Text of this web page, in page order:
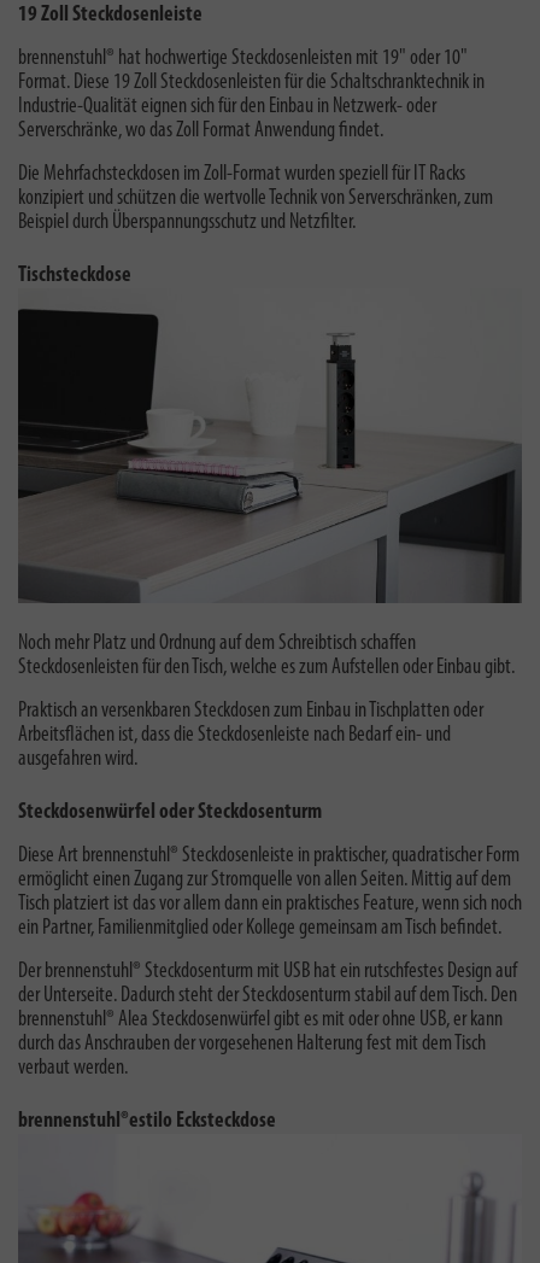
19 Zoll Steckdosenleiste
brennenstuhl® hat hochwertige Steckdosenleisten mit 19" oder 10"
Format. Diese 19 Zoll Steckdosenleisten für die Schaltschranktechnik in
Industrie-Qualität eignen sich für den Einbau in Netzwerk- oder
Serverschränke, wo das Zoll Format Anwendung findet.
Die Mehrfachsteckdosen im Zoll-Format wurden speziell für IT Racks
konzipiert und schützen die wertvolle Technik von Serverschränken, zum
Beispiel durch Überspannungsschutz und Netzfilter.
Tischsteckdose
Noch mehr Platz und Ordnung auf dem Schreibtisch schaffen
Steckdosenleisten für den Tisch, welche es zum Aufstellen oder Einbau gibt.
Praktisch an versenkbaren Steckdosen zum Einbau in Tischplatten oder
Arbeitsflächen ist, dass die Steckdosenleiste nach Bedarf ein- und
ausgefahren wird.
Steckdosenwürfel oder Steckdosenturm
Diese Art brennenstuhl® Steckdosenleiste in praktischer, quadratischer Form
ermöglicht einen Zugang zur Stromquelle von allen Seiten. Mittig auf dem
Tisch platziert ist das vor allem dann ein praktisches Feature, wenn sich noch
ein Partner, Familienmitglied oder Kollege gemeinsam am Tisch befindet.
Der brennenstuhl® Steckdosenturm mit USB hat ein rutschfestes Design auf
der Unterseite. Dadurch steht der Steckdosenturm stabil auf dem Tisch. Den
brennenstuhl® Alea Steckdosenwürfel gibt es mit oder ohne USB, er kann
durch das Anschrauben der vorgesehenen Halterung fest mit dem Tisch
verbaut werden.
brennenstuhl®estilo Ecksteckdose